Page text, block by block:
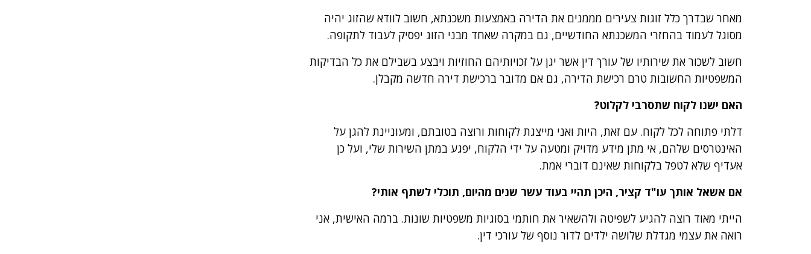
מאחר שבדרך כלל זוגות צעירים מממנים את הדירה באמצעות משכנתא, חשוב לוודא שהזוג יהיה
מסוגל לעמוד בהחזרי המשכנתא החודשיים, גם במקרה שאחד מבני הזוג יפסיק לעבוד לתקופה.
חשוב לשכור את שירותיו של עורך דין אשר יגן על זכויותיהם החוזיות ויבצע בשבילם את כל הבדיקות
המשפטיות החשובות טרם רכישת הדירה, גם אם מדובר ברכישת דירה חדשה מקבלן.
האם ישנו לקוח שתסרבי לקלוט?
דלתי פתוחה לכל לקוח. עם זאת, היות ואני מייצגת לקוחות ורוצה בטובתם, ומעוניינת להגן על
האינטרסים שלהם, אי מתן מידע מדויק ומטעה על ידי הלקוח, יפגע במתן השירות שלי, ועל כן
אעדיף שלא לטפל בלקוחות שאינם דוברי אמת.
אם אשאל אותך עו"ד קציר, היכן תהיי בעוד עשר שנים מהיום, תוכלי לשתף אותי?
הייתי מאוד רוצה להגיע לשפיטה ולהשאיר את חותמי בסוגיות משפטיות שונות. ברמה האישית, אני
רואה את עצמי מגדלת שלושה ילדים לדור נוסף של עורכי דין.